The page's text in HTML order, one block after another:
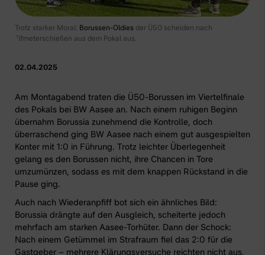
Trotz starker Moral: Borussen-Oldies der Ü50 scheiden nach
Elfmeterschießen aus dem Pokal aus.
02.04.2025
Am Montagabend traten die Ü50-Borussen im Viertelfinale
des Pokals bei BW Aasee an. Nach einem ruhigen Beginn
übernahm Borussia zunehmend die Kontrolle, doch
überraschend ging BW Aasee nach einem gut ausgespielten
Konter mit 1:0 in Führung. Trotz leichter Überlegenheit
gelang es den Borussen nicht, ihre Chancen in Tore
umzumünzen, sodass es mit dem knappen Rückstand in die
Pause ging.
Auch nach Wiederanpfiff bot sich ein ähnliches Bild:
Borussia drängte auf den Ausgleich, scheiterte jedoch
mehrfach am starken Aasee-Torhüter. Dann der Schock:
Nach einem Getümmel im Strafraum fiel das 2:0 für die
Gastgeber – mehrere Klärungsversuche reichten nicht aus,